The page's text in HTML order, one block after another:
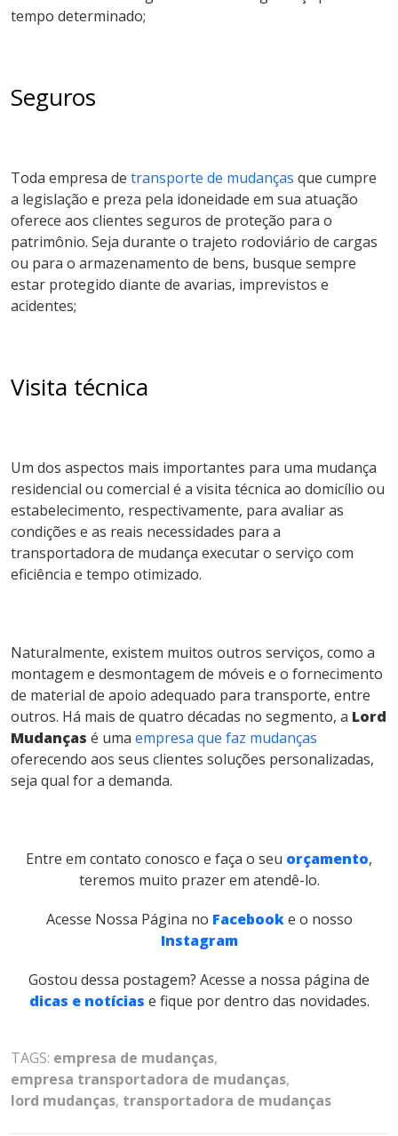
tempo determinado;
Seguros
Toda empresa de transporte de mudanças que cumpre
a legislação e preza pela idoneidade em sua atuação
oferece aos clientes seguros de proteção para o
patrimônio. Seja durante o trajeto rodoviário de cargas
ou para o armazenamento de bens, busque sempre
estar protegido diante de avarias, imprevistos e
acidentes;
Visita técnica
Um dos aspectos mais importantes para uma mudança
residencial ou comercial é a visita técnica ao domicílio ou
estabelecimento, respectivamente, para avaliar as
condições e as reais necessidades para a
transportadora de mudança executar o serviço com
eficiência e tempo otimizado.
Naturalmente, existem muitos outros serviços, como a
montagem e desmontagem de móveis e o fornecimento
de material de apoio adequado para transporte, entre
outros. Há mais de quatro décadas no segmento, a Lord
Mudanças é uma empresa que faz mudanças
oferecendo aos seus clientes soluções personalizadas,
seja qual for a demanda.
Entre em contato conosco e faça o seu orçamento,
teremos muito prazer em atendê-lo.
Acesse Nossa Página no Facebook e o nosso
Instagram
Gostou dessa postagem? Acesse a nossa página de
dicas e notícias e fique por dentro das novidades.
TAGS: empresa de mudanças,
empresa transportadora de mudanças,
lord mudanças, transportadora de mudanças